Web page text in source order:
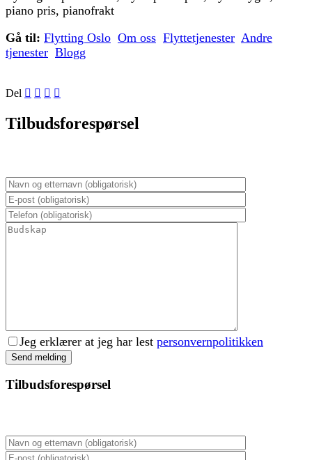
piano pris, pianofrakt
Gå til: Flytting Oslo Om oss Flyttetjenester Andre
tjenester Blogg
Del
Tilbudsforespørsel
Jeg erklærer at jeg har lest personvernpolitikken
Tilbudsforespørsel